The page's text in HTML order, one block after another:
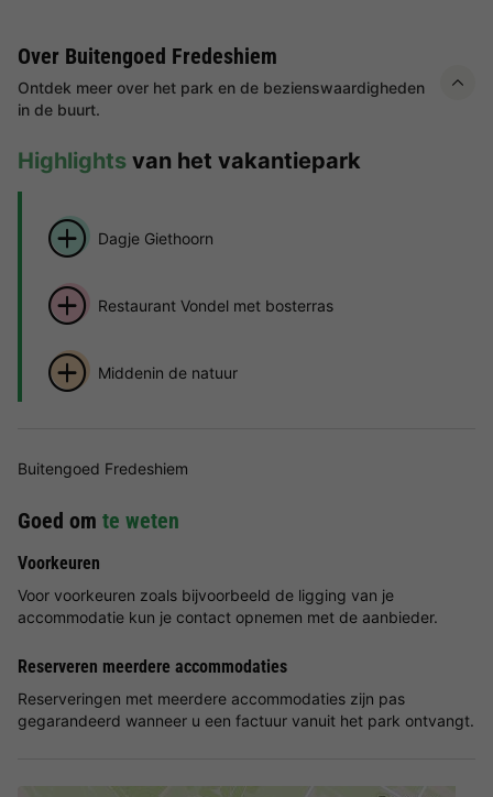
Over Buitengoed Fredeshiem
Ontdek meer over het park en de bezienswaardigheden
in de buurt.
Highlights van het vakantiepark
Dagje Giethoorn
Restaurant Vondel met bosterras
Middenin de natuur
Buitengoed Fredeshiem
Goed om te weten
Voorkeuren
Voor voorkeuren zoals bijvoorbeeld de ligging van je
accommodatie kun je contact opnemen met de aanbieder.
Reserveren meerdere accommodaties
Reserveringen met meerdere accommodaties zijn pas
gegarandeerd wanneer u een factuur vanuit het park ontvangt.